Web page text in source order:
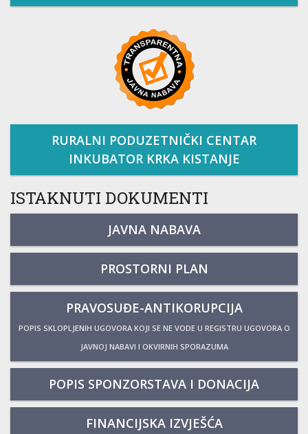
RURALNI PODUZETNIČKI CENTAR
INKUBATOR KRKA KISTANJE
ISTAKNUTI DOKUMENTI
JAVNA NABAVA
PROSTORNI PLAN
PRAVOSUĐE-ANTIKORUPCIJA
POPIS SKLOPLJENIH UGOVORA KOJI SE NE VODE U REGISTRU UGOVORA O
JAVNOJ NABAVI I OKVIRNIH SPORAZUMA
POPIS SPONZORSTAVA I DONACIJA
FINANCIJSKA IZVJEŠĆA